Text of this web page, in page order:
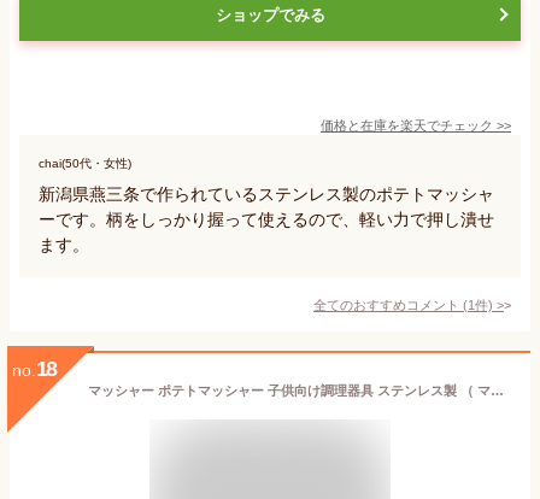
ショップでみる
価格と在庫を楽天でチェック >>
chai(50代・女性)
新潟県燕三条で作られているステンレス製のポテトマッシャ
ーです。柄をしっかり握って使えるので、軽い力で押し潰せ
ます。
全てのおすすめコメント (1件) >
no. 18
マッシャー ポテトマッシャー 子供向け調理器具 ステンレス製 （ マッシュ 潰す じゃがいもマッシャー じゃがいも潰し 食育 子ども用 子供用 こども用 キッズ用 幼児用 キッチンツール 下ごしらえ ）